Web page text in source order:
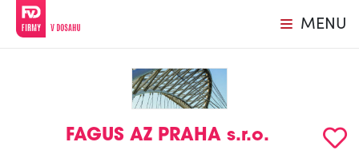
MENU
FAGUS AZ PRAHA s.r.o.